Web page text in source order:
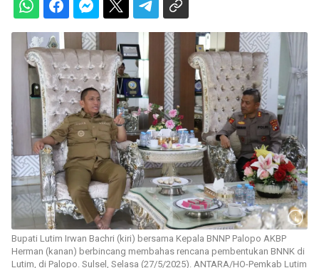
Bupati Lutim Irwan Bachri (kiri) bersama Kepala BNNP Palopo AKBP
Herman (kanan) berbincang membahas rencana pembentukan BNNK di
Lutim, di Palopo. Sulsel, Selasa (27/5/2025). ANTARA/HO-Pemkab Lutim